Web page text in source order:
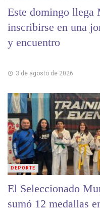
Este domingo llega
inscribirse en una
y encuentro
3 de agosto de 2026
El Seleccionado
sumó 12 medallas
DEPORTE